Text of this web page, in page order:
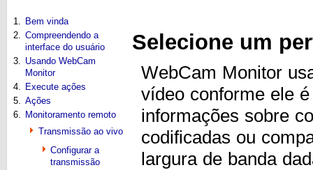
1. Bem vinda
2. Compreendendo a
interface do usuário
3. Usando WebCam
Monitor
4. Execute ações
5. Ações
6. Monitoramento remoto
Transmissão ao vivo
Configurar a
transmissão
Selecione um
WebCam Monitor
vídeo conforme ele
informações sobre
codificadas ou
largura de banda